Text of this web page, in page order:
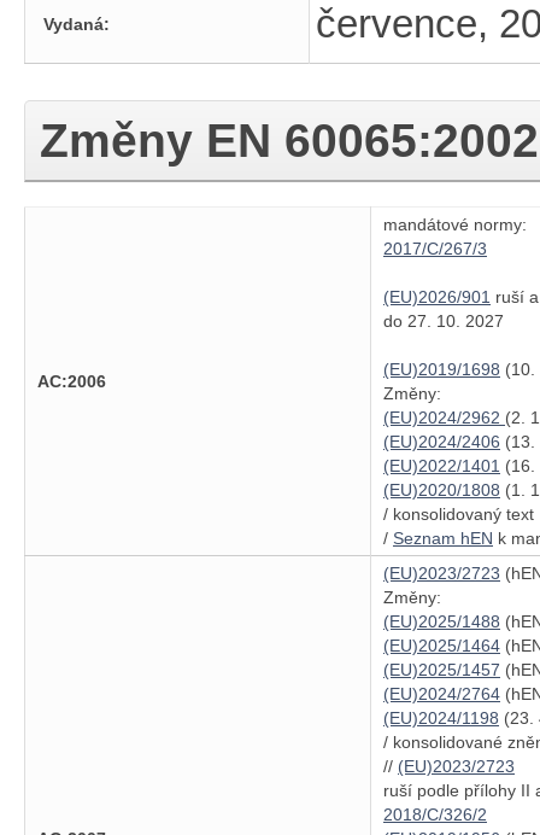
Vydaná: července,
Změny EN 60065:2002
AC:2006
mandátové normy:
2017/C/267/3
(EU)2026/901 ruší
do 27. 10. 2027
(EU)2019/1698 (10.
Změny:
(EU)2024/2962 (2.
(EU)2024/2406 (13.
(EU)2022/1401 (16.
(EU)2020/1808 (1.
/ konsolidovaný
/ Seznam hEN k
(EU)2023/2723
Změny:
(EU)2025/1488
(EU)2025/1464
(EU)2025/1457
(EU)2024/2764
(EU)2024/1198 (23.
/ konsolidované
// (EU)2023/2723
ruší podle přílohy II
2018/C/326/2